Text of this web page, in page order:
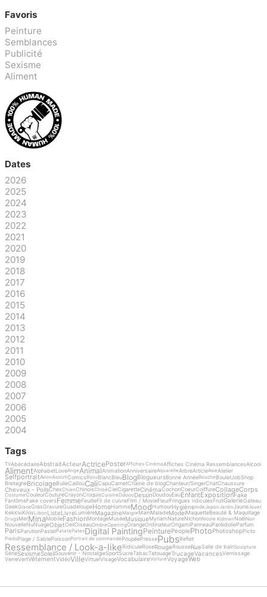
Favoris
Peinture
Semblances
Publicité
Sexisme
Aliment
Dates
2026
2025
2024
2023
2022
2021
2020
2019
2018
2017
2016
2015
2014
2013
2012
2011
2010
2009
2008
2007
2006
2005
2004
Tags
TVAbécédaireAbstraitActeurActricePosterAffiches CinémaAffiches Cinéma RessemblancesAlcool
AlimentAlphabetLoveAnge AnimalAnimationAnniversaireAquarelleArbreArticleAsieAtelier
SelfportraitAvionAxolotlComicsBijou BlancBleuBlogBlogueursBonne AnnéeBouche BouletJobShop
BretagneBricolageBulleCaillouCaliCapuCarnetChaine de blogChanteur/SingerChatChaussure
Cheveux - PoilsChexChienChinoisChloéCielCigaretteCinémaCochonCoeurCoiffureCollageCorps
CostumeCouleurCoutureCrayonCroquisCuisineDdoooDessinDoudouEauEnfantExpositionFake
FantômeFake coversFemmeFeuilleFil de cuivreFilm / MovieFleurFringues ridiculesFruitGalerieGateau
GeekGlaceGrasGravureGuadeloupeHomeHommeMoodHumourHygièneInde Japon JardinJaune Jouet
KekKikiKilosLibon ListeLivreLumièreMagazineMaigre MainMaladeModelMaquetteBeauté & Maquillage
DrugsMerMinaMobileFashionMontageMuséeMusiqueMyriamNatureNichonNicole Kidman Noël Noir
NouvelleNuNuageObjetOeilOiseauOmbreOpeningOrangeOrdinateurOrigamiPanneauParéidolieParfum
ParisParutionPastelPatatePatesDigital PaintingPeinturePeoplePhotoPhotoshopPicto
PiedsPlage / SablePoissonPortrait de commande PoupéePressePubsReflet
Ressemblance / Look-a-likeRidiculeRoseRougeRousseRueSalle de bainSculpture
SérieSexismeSoleilSouvenir - NostalgieSportSucreTabacTatouageTrucageVacancesVernissage
VerreVertVêtementVidéoVilleVirtuelVisageVocabulaireVoitureVoyageWeb